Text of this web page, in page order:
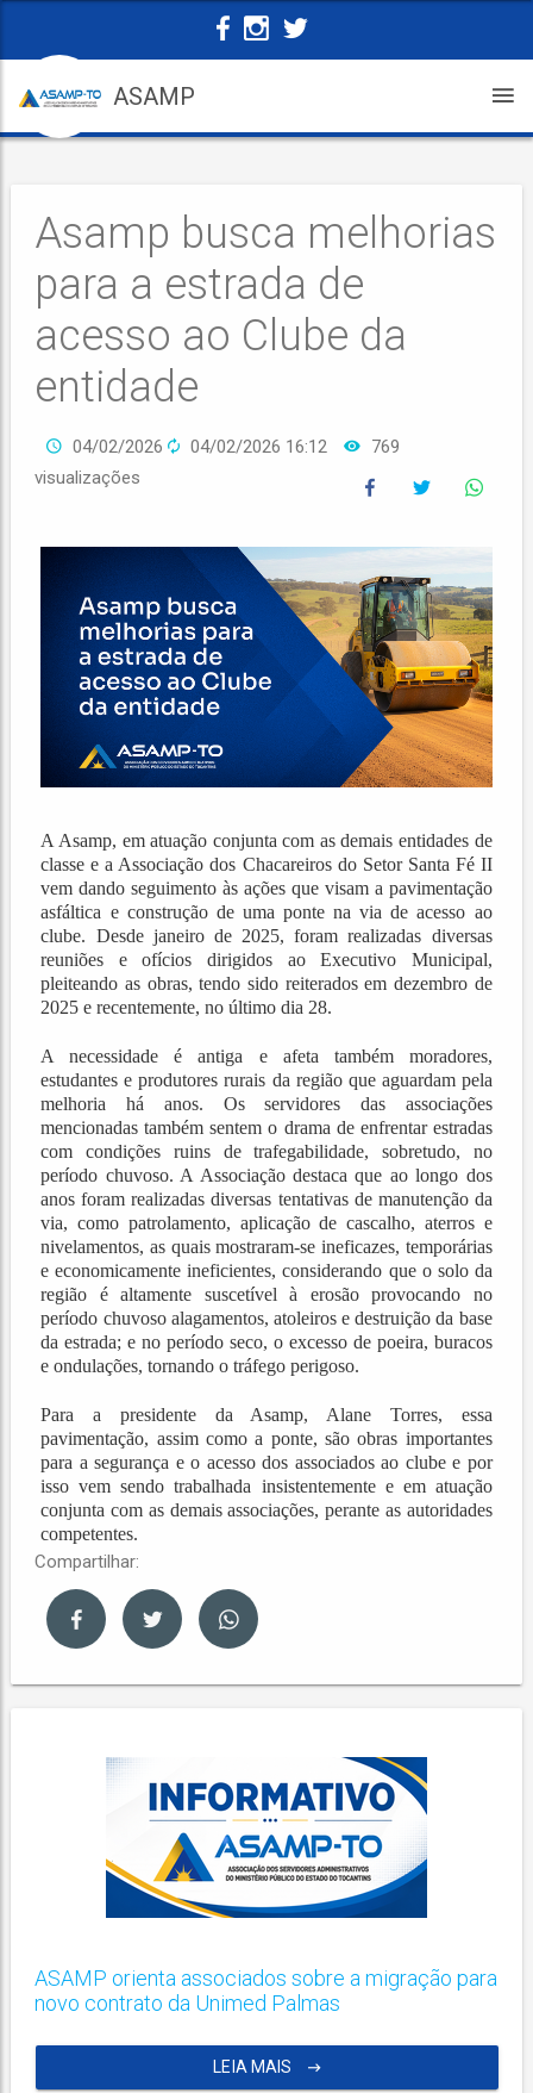
ASAMP
Asamp busca melhorias
para a estrada de
acesso ao Clube da
entidade
04/02/2026 04/02/2026 16:12
769
visualizações
A Asamp, em atuação conjunta com as demais entidades de
classe e a Associação dos Chacareiros do Setor Santa Fé II
vem dando seguimento às ações que visam a pavimentação
asfáltica e construção de uma ponte na via de acesso ao
clube. Desde janeiro de 2025, foram realizadas diversas
reuniões e ofícios dirigidos ao Executivo Municipal,
pleiteando as obras, tendo sido reiterados em dezembro de
2025 e recentemente, no último dia 28.
A necessidade é antiga e afeta também moradores,
estudantes e produtores rurais da região que aguardam pela
melhoria há anos. Os servidores das associações
mencionadas também sentem o drama de enfrentar estradas
com condições ruins de trafegabilidade, sobretudo, no
período chuvoso. A Associação destaca que ao longo dos
anos foram realizadas diversas tentativas de manutenção da
via, como patrolamento, aplicação de cascalho, aterros e
nivelamentos, as quais mostraram-se ineficazes, temporárias
e economicamente ineficientes, considerando que o solo da
região é altamente suscetível à erosão provocando no
período chuvoso alagamentos, atoleiros e destruição da base
da estrada; e no período seco, o excesso de poeira, buracos
e ondulações, tornando o tráfego perigoso.
Para a presidente da Asamp, Alane Torres, essa
pavimentação, assim como a ponte, são obras importantes
para a segurança e o acesso dos associados ao clube e por
isso vem sendo trabalhada insistentemente e em atuação
conjunta com as demais associações, perante as autoridades
competentes.
Compartilhar:
ASAMP orienta associados sobre a migração para
novo contrato da Unimed Palmas
LEIA MAIS